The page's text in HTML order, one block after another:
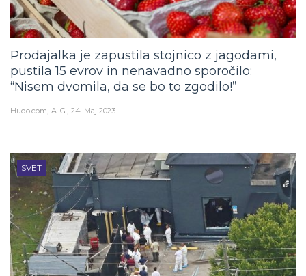
Prodajalka je zapustila stojnico z jagodami,
pustila 15 evrov in nenavadno sporočilo:
“Nisem dvomila, da se bo to zgodilo!”
Hudo.com A. G. 24. Maj 2023
SVET